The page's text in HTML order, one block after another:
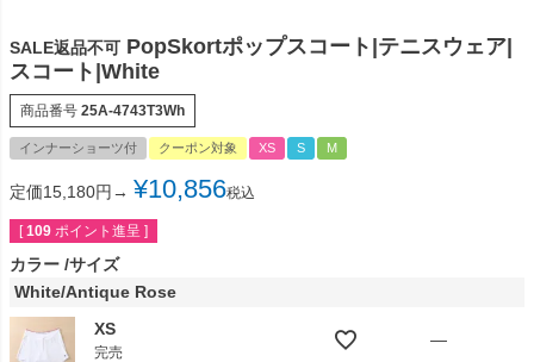
SALE返品不可 PopSkortポップスコート|テニスウェア|
スコート|White
商品番号 25A-4743T3Wh
インナーショーツ付 クーポン対象 XS S M
定価15,180円→ ¥10,856税込
[ 109 ポイント進呈 ]
カラー サイズ
White/Antique Rose
XS
完売
—